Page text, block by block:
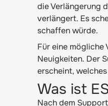
die Verlängerung
verlängert. Es
schaffen würde.
Für eine mögliche
Neuigkeiten. Der
erscheint,
Was ist
Nach dem